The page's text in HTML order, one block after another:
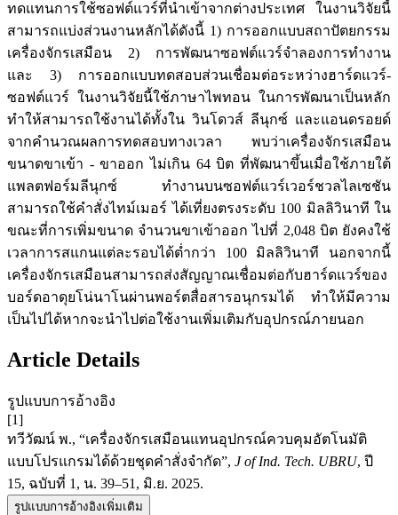
ทดแทนการใช้ซอฟต์แวร์ที่นำเข้าจากต่างประเทศ ในงานวิจัยนี้
สามารถแบ่งส่วนงานหลักได้ดังนี้ 1) การออกแบบสถาปัตยกรรม
เครื่องจักรเสมือน 2) การพัฒนาซอฟต์แวร์จำลองการทำงาน
และ 3) การออกแบบทดสอบส่วนเชื่อมต่อระหว่างฮาร์ดแวร์-
ซอฟต์แวร์ ในงานวิจัยนี้ใช้ภาษาไพทอน ในการพัฒนาเป็นหลัก
ทำให้สามารถใช้งานได้ทั้งใน วินโดวส์ ลีนุกซ์ และแอนดรอยด์
จากคำนวณผลการทดสอบทางเวลา พบว่าเครื่องจักรเสมือน
ขนาดขาเข้า - ขาออก ไม่เกิน 64 บิต ที่พัฒนาขึ้นเมื่อใช้ภายใต้
แพลตฟอร์มลีนุกซ์ ทำงานบนซอฟต์แวร์เวอร์ชวลไลเซชัน
สามารถใช้คำสั่งไทม์เมอร์ ได้เที่ยงตรงระดับ 100 มิลลิวินาที ใน
ขณะที่การเพิ่มขนาด จำนวนขาเข้าออก ไปที่ 2,048 บิต ยังคงใช้
เวลาการสแกนแต่ละรอบได้ต่ำกว่า 100 มิลลิวินาที นอกจากนี้
เครื่องจักรเสมือนสามารถส่งสัญญาณเชื่อมต่อกับฮาร์ดแวร์ของ
บอร์ดอาดุยโน่นาโนผ่านพอร์ตสื่อสารอนุกรมได้ ทำให้มีความ
เป็นไปได้หากจะนำไปต่อใช้งานเพิ่มเติมกับอุปกรณ์ภายนอก
Article Details
รูปแบบการอ้างอิง
[1]
ทวีวัฒน์ พ., “เครื่องจักรเสมือนแทนอุปกรณ์ควบคุมอัตโนมัติ
แบบโปรแกรมได้ด้วยชุดคำสั่งจำกัด”, J of Ind. Tech. UBRU, ปี
15, ฉบับที่ 1, น. 39–51, มิ.ย. 2025.
รูปแบบการอ้างอิงเพิ่มเติม